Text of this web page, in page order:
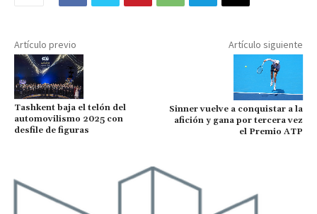
Artículo previo
Tashkent baja el telón del
automovilismo 2025 con
desfile de figuras
Artículo siguiente
Sinner vuelve a conquistar a la
afición y gana por tercera vez
el Premio ATP